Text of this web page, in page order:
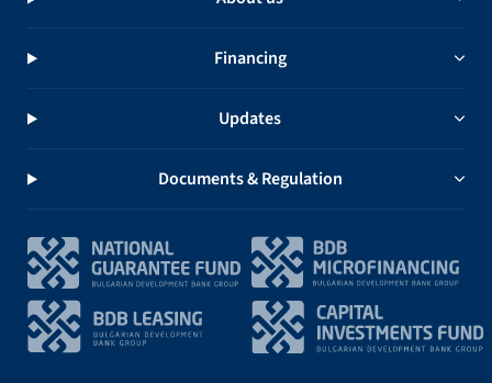
Financing
Updates
Documents & Regulation